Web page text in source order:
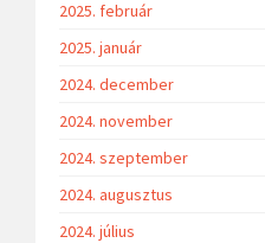
2025. február
2025. január
2024. december
2024. november
2024. szeptember
2024. augusztus
2024. július